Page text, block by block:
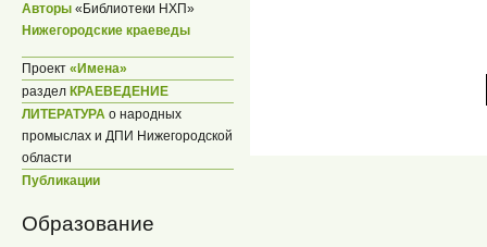
Авторы «Библиотеки НХП»
Нижегородские краеведы
Проект «Имена»
раздел КРАЕВЕДЕНИЕ
ЛИТЕРАТУРА о народных
промыслах и ДПИ Нижегородской
области
Публикации
Образование